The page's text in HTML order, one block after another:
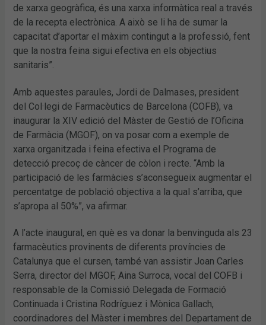
de xarxa geogràfica, és una xarxa informàtica real a través
de la recepta electrònica. A això se li ha de sumar la
capacitat d’aportar el màxim contingut a la professió, fent
que la nostra feina sigui efectiva en els objectius
sanitaris”.
Amb aquestes paraules, Jordi de Dalmases, president
del Col·legi de Farmacèutics de Barcelona (COFB), va
inaugurar la XIV edició del Màster de Gestió de l’Oficina
de Farmàcia (MGOF), on va posar com a exemple de
xarxa organitzada i feina efectiva el Programa de
detecció precoç de càncer de còlon i recte. “Amb la
participació de les farmàcies s’aconsegueix augmentar el
percentatge de població objectiva a la qual s’arriba, que
s’apropa al 50%”, va afirmar.
A l’acte inaugural, en què es va donar la benvinguda als 23
farmacèutics provinents de diferents províncies de
Catalunya que el cursen, també van assistir Joan Carles
Serra, director del MGOF, Aina Surroca, vocal del COFB i
responsable de la Comissió Delegada de Formació
Continuada i Cristina Rodríguez i Mònica Gallach,
coordinadores del Màster i membres del Departament de